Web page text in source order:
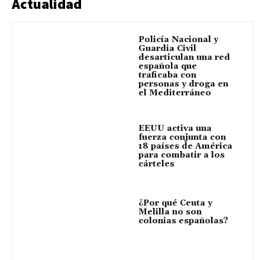
Policía Nacional y
Guardia Civil
desarticulan una red
española que
traficaba con
personas y droga en
el Mediterráneo
EEUU activa una
fuerza conjunta con
18 países de América
para combatir a los
cárteles
¿Por qué Ceuta y
Melilla no son
colonias españolas?